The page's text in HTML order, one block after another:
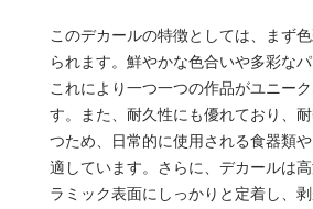
このデカールの特徴としては、まず
られます。鮮やかな色合いや多彩なパ
これにより一つ一つの作品がユニー
す。また、耐久性にも優れており、
つため、日常的に使用される食器類
適しています。さらに、デカールは
ラミック表面にしっかりと定着し、